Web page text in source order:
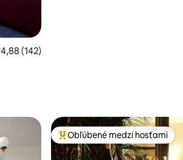
ohodnotenie 4,88 z 5, počet
4,88 (142)
Najobľúbenejšie medzi hosťami
Obľúbené medzi hosťami